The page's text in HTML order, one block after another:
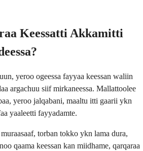
Keessatti Akkamitti
yeroo ogeessa fayyaa keessan waliin
argachuu siif mirkaneessa. Mallattoolee
yeroo jalqabani, maaltu itti gaarii ykn
yaaleetti fayyadamte.
torban tokko ykn lama dura,
qaama keessan kan miidhame, qarqaraa